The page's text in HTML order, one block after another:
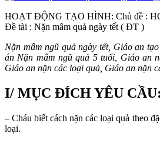
HOẠT ĐỘNG TẠO HÌNH: Chủ đề :
Đề tài : Nặn mâm quả ngày tết ( ĐT )
Nặn mâm ngũ quả ngày tết, Giáo an
án Nặn mâm ngũ quả 5 tuổi, Giáo an
Giáo an nặn các loại quả, Giáo an nặn
I/ MỤC ĐÍCH YÊU CẦU:
– Cháu biết cách nặn các loại quả theo
loại.